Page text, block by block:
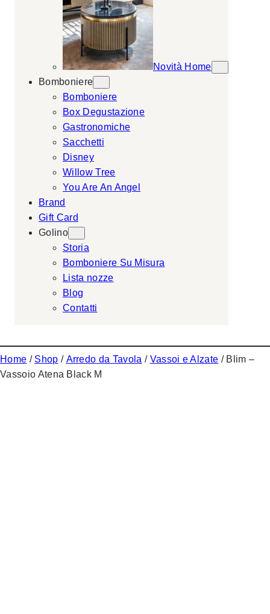
Novità Home
Bomboniere
Bomboniere
Box Degustazione
Gastronomiche
Sacchetti
Disney
Willow Tree
You Are An Angel
Brand
Gift Card
Golino
Storia
Bomboniere Su Misura
Lista nozze
Blog
Contatti
Home / Shop / Arredo da Tavola / Vassoi e Alzate / Blim –
Vassoio Atena Black M